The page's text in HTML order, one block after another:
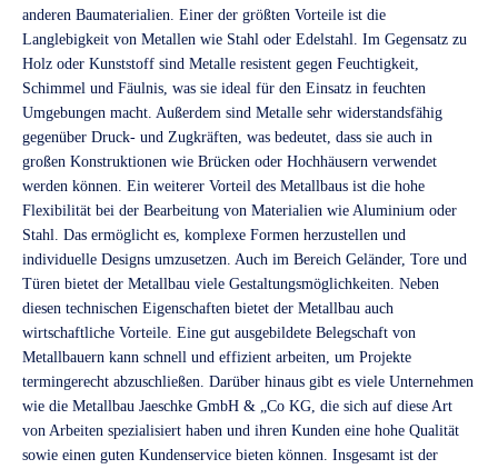
anderen Baumaterialien. Einer der größten Vorteile ist die
Langlebigkeit von Metallen wie Stahl oder Edelstahl. Im Gegensatz zu
Holz oder Kunststoff sind Metalle resistent gegen Feuchtigkeit,
Schimmel und Fäulnis, was sie ideal für den Einsatz in feuchten
Umgebungen macht. Außerdem sind Metalle sehr widerstandsfähig
gegenüber Druck- und Zugkräften, was bedeutet, dass sie auch in
großen Konstruktionen wie Brücken oder Hochhäusern verwendet
werden können. Ein weiterer Vorteil des Metallbaus ist die hohe
Flexibilität bei der Bearbeitung von Materialien wie Aluminium oder
Stahl. Das ermöglicht es, komplexe Formen herzustellen und
individuelle Designs umzusetzen. Auch im Bereich Geländer, Tore und
Türen bietet der Metallbau viele Gestaltungsmöglichkeiten. Neben
diesen technischen Eigenschaften bietet der Metallbau auch
wirtschaftliche Vorteile. Eine gut ausgebildete Belegschaft von
Metallbauern kann schnell und effizient arbeiten, um Projekte
termingerecht abzuschließen. Darüber hinaus gibt es viele Unternehmen
wie die Metallbau Jaeschke GmbH & „Co KG, die sich auf diese Art
von Arbeiten spezialisiert haben und ihren Kunden eine hohe Qualität
sowie einen guten Kundenservice bieten können. Insgesamt ist der